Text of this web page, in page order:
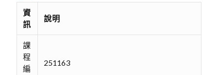
資
訊
說明
課
程
編
251163